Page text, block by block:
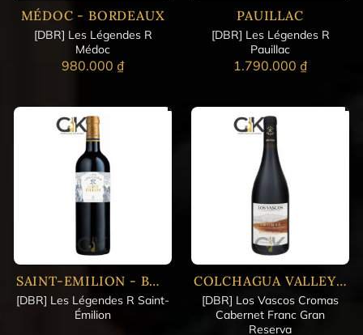
MÉDOC - BORDEAUX
[DBR] Les Légendes R
Médoc
980.000 ₫
PAUILLAC
[DBR] Les Légendes R
Pauillac
1.790.000 ₫
SAINT-EMILION - BORDEAUX
[DBR] Les Légendes R Saint-
Émilion
COLCHAGUA VALLEY - CENTRAL
[DBR] Los Vascos Cromas
Cabernet Franc Gran
Reserva